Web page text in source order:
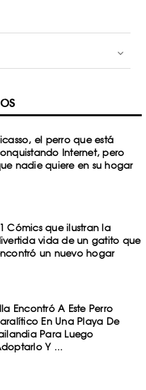
el perro que está
Internet, pero
nadie quiere en su hogar
Cómics que ilustran la
vida de un gatito que
un nuevo hogar
Encontró A Este Perro
En Una Playa De
Para Luego
Y ...